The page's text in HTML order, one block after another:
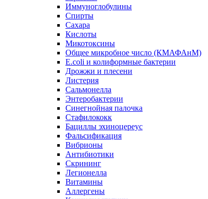
Иммуноглобулины
Спирты
Сахара
Кислоты
Микотоксины
Общее микробное число (КМАФАнМ)
E.coli и колиформные бактерии
Дрожжи и плесени
Листерия
Сальмонелла
Энтеробактерии
Синегнойная палочка
Стафилококк
Бациллы эхиноцереус
Фальсификация
Вибрионы
Антибиотики
Скрининг
Легионелла
Витамины
Аллергены